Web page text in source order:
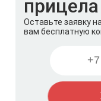
Оставьте заявку
вам бесплатную